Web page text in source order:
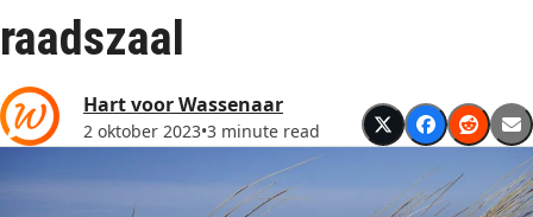
raadszaal
Hart voor Wassenaar
2 oktober 2023•3 minute read